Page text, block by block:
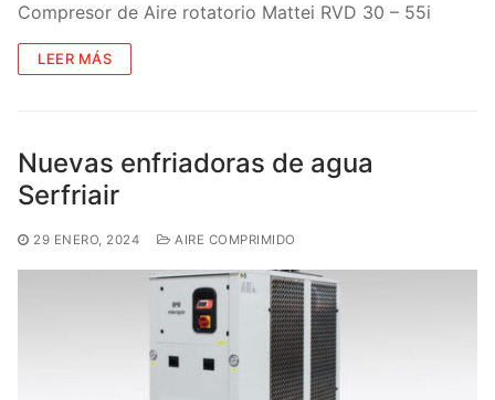
Compresor de Aire rotatorio Mattei RVD 30 – 55i
LEER MÁS
Nuevas enfriadoras de agua
Serfriair
29 ENERO, 2024 AIRE COMPRIMIDO